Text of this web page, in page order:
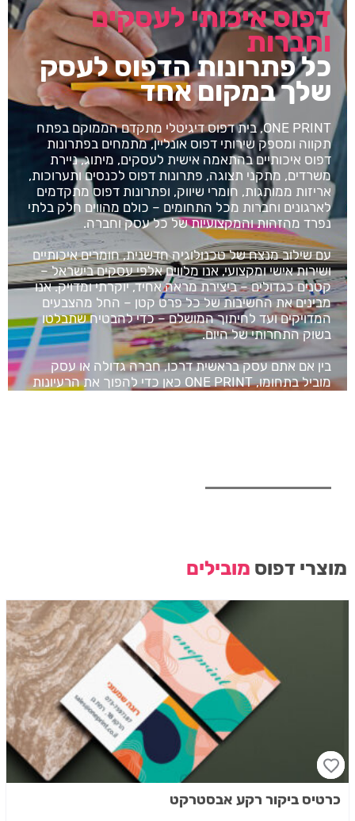
דפוס איכותי לעסקים
וחברות
כל פתרונות הדפוס לעסק
שלך במקום אחד
ONE PRINT, בית דפוס דיגיטלי מתקדם הממוקם בפתח
תקווה ומספק שירותי דפוס אונליין, מתמחים בפתרונות
דפוס איכותיים בהתאמה אישית לעסקים, מיתוג, ניירת
משרדים, מתקני תצוגה, פתרונות דפוס לכנסים ותערוכות,
אריזות ממותגות, חומרי שיווק, ופתרונות דפוס מתקדמים
לארגונים וחברות מכל התחומים – כולם מהווים חלק בלתי
נפרד מהזהות והמקצועיות של כל עסק וחברה.
עם שילוב מנצח של טכנולוגיה חדשנית, חומרים איכותיים
ושירות אישי ומקצועי, אנו מלווים אלפי עסקים בישראל –
קטנים כגדולים – ביצירת מראה אחיד, יוקרתי ומדויק. אנו
מבינים את החשיבות של כל פרט קטן – החל מהצבעים
המדויקים ועד לחיתוך המושלם – כדי להבטיח שתבלטו
בשוק התחרותי של היום.
בין אם אתם עסק בראשית דרכו, חברה גדולה או עסק
מוביל בתחומו, ONE PRINT כאן כדי להפוך את הרעיונות
מוצרי דפוס מובילים
כרטיס ביקור רקע אבסטרקט